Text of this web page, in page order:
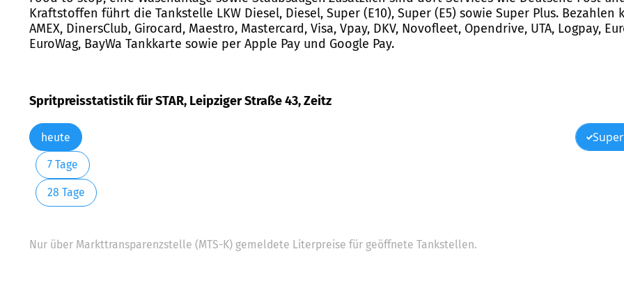
Kraftstoffen führt die Tankstelle LKW Diesel, Diesel, Super (E10), Super (E5) sowie Super Plus.
AMEX, DinersClub, Girocard, Maestro, Mastercard, Visa, Vpay, DKV, Novofleet, Opendrive, UTA, Logpay,
EuroWag, BayWa Tankkarte sowie per Apple Pay und Google Pay.
Spritpreisstatistik für STAR, Leipziger Straße 43, Zeitz
heute
7 Tage
28 Tage
Nur über Markttransparenzstelle (MTS-K) gemeldete Literpreise für geöffnete Tankstellen.